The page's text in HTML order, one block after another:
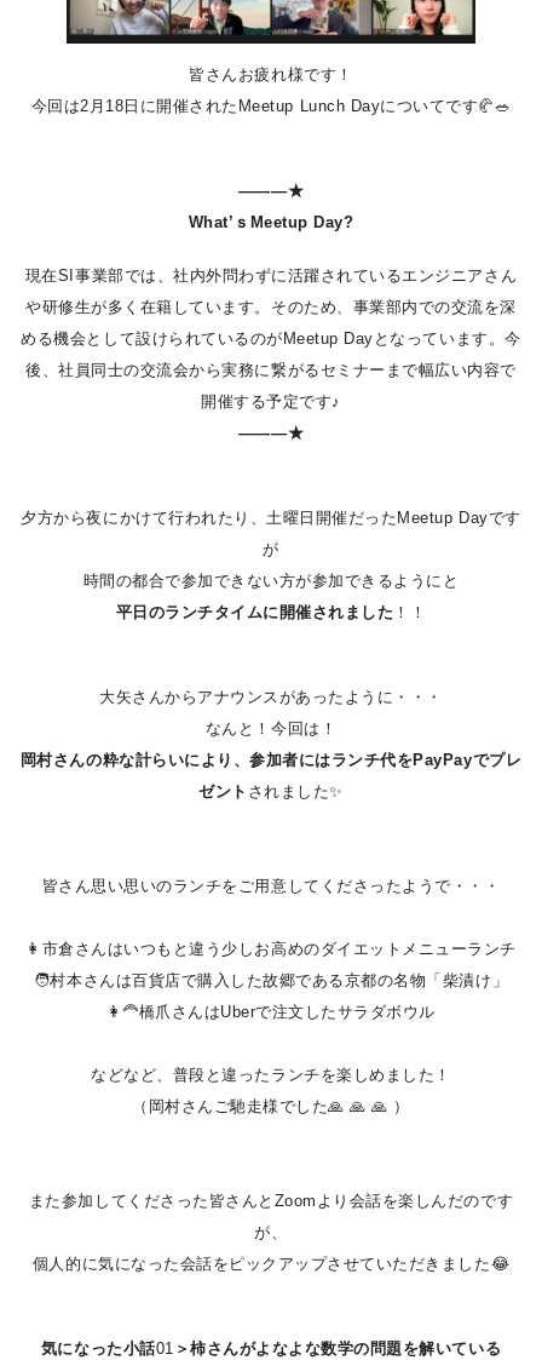
皆さんお疲れ様です！
今回は2月18日に開催されたMeetup Lunch Dayについてです🥐🥗
―――★
What’ｓMeetup Day?
現在SI事業部では、社内外問わずに活躍されているエンジニアさん
や研修生が多く在籍しています。そのため、事業部内での交流を深
める機会として設けられているのがMeetup Dayとなっています。今
後、社員同士の交流会から実務に繋がるセミナーまで幅広い内容で
開催する予定です♪
―――★
夕方から夜にかけて行われたり、土曜日開催だったMeetup Dayです
が
時間の都合で参加できない方が参加できるようにと
平日のランチタイムに開催されました ！！
大矢さんからアナウンスがあったように・・・
なんと！今回は！
岡村さんの粋な計らいにより、参加者にはランチ代をPayPayでプレ
ゼント されました✨
皆さん思い思いのランチをご用意してくださったようで・・・
👩市倉さんはいつもと違う少しお高めのダイエットメニューランチ
🧑村本さんは百貨店で購入した故郷である京都の名物「柴漬け」
👩‍🦰橋爪さんはUberで注文したサラダボウル
などなど、普段と違ったランチを楽しめました！
（岡村さんご馳走様でした🙏 🙏 🙏 ）
また参加してくださった皆さんとZoomより会話を楽しんだのです
が、
個人的に気になった会話をピックアップさせていただきました😂
気になった小話01 ＞柿さんがよなよな数学の問題を解いている